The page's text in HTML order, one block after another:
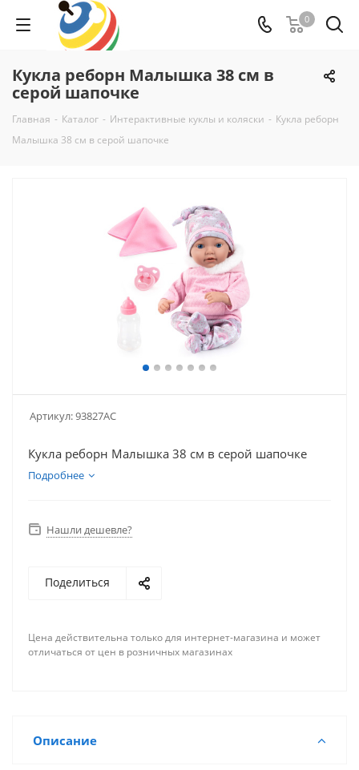
0
Кукла реборн Малышка 38 см в
серой шапочке
Главная - Каталог - Интерактивные куклы и коляски - Кукла реборн
Малышка 38 см в серой шапочке
Артикул:93827AC
Кукла реборн Малышка 38 см в серой шапочке
Подробнее
Нашли дешевле?
Поделиться
Цена действительна только для интернет-магазина и может
отличаться от цен в розничных магазинах
Описание